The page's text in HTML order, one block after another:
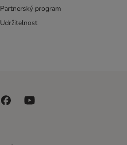
Partnerský program
Udržitelnost